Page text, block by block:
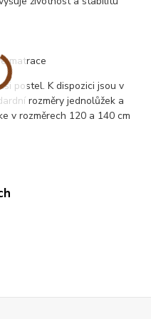
matrace
postel. K dispozici jsou v
rozměry jednolůžek a
v rozměrech 120 a 140 cm